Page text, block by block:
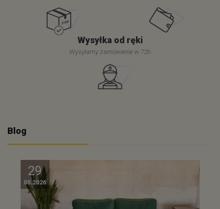
Wysyłka od ręki
Wysyłamy zamówienie w 72h
Blog
29
05.2026